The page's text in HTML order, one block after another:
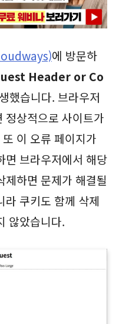
에 방문하
Header or Co
했습니다. 브라우저
정상적으로 사이트가
이 오류 페이지가
면 브라우저에서 해당
하면 문제가 해결될
라 쿠키도 함께 삭제
않았습니다.